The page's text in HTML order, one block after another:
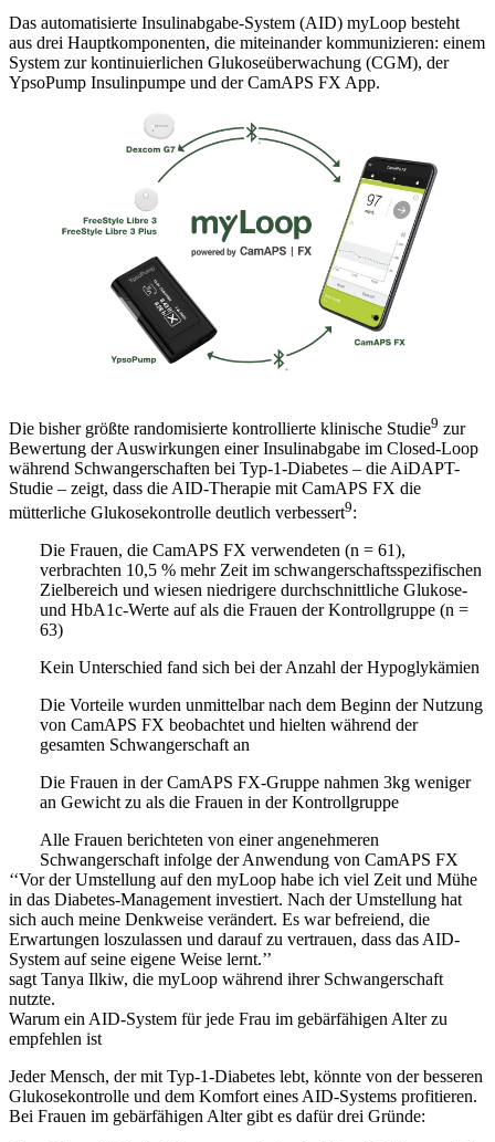
Das automatisierte Insulinabgabe-System (AID) myLoop besteht
aus drei Hauptkomponenten, die miteinander kommunizieren: einem
System zur kontinuierlichen Glukoseüberwachung (CGM), der
YpsoPump Insulinpumpe und der CamAPS FX App.
Die bisher größte randomisierte kontrollierte klinische Studie9 zur
Bewertung der Auswirkungen einer Insulinabgabe im Closed-Loop
während Schwangerschaften bei Typ-1-Diabetes – die AiDAPT-
Studie – zeigt, dass die AID-Therapie mit CamAPS FX die
mütterliche Glukosekontrolle deutlich verbessert9:
Die Frauen, die CamAPS FX verwendeten (n = 61),
verbrachten 10,5 % mehr Zeitim schwangerschaftsspezifischen
Zielbereich und wiesen niedrigere durchschnittliche Glukose-
und HbA1c-Werte auf als die Frauen der Kontrollgruppe (n =
63)
Kein Unterschied fand sich bei der Anzahl der Hypoglykämien
Die Vorteile wurden unmittelbar nach dem Beginn der Nutzung
von CamAPS FX beobachtet und hielten während der
gesamten Schwangerschaft an
Die Frauen in der CamAPS FX-Gruppe nahmen 3kg weniger
an Gewicht zu als die Frauen in der Kontrollgruppe
Alle Frauen berichteten von einer angenehmeren
Schwangerschaft infolge der Anwendung von CamAPS FX
‘‘Vor der Umstellung auf den myLoop habe ich viel Zeit und Mühe
in das Diabetes-Management investiert. Nach der Umstellung hat
sich auch meine Denkweise verändert. Es war befreiend, die
Erwartungen loszulassen und darauf zu vertrauen, dass das AID-
System auf seine eigene Weise lernt.’’
sagt Tanya Ilkiw, die myLoop während ihrer Schwangerschaft
nutzte.
Warum ein AID-System für jede Frau im gebärfähigen Alter zu
empfehlen ist
Jeder Mensch, der mit Typ-1-Diabetes lebt, könnte von der besseren
Glukosekontrolle und dem Komfort eines AID-Systems profitieren.
Bei Frauen im gebärfähigen Alter gibt es dafür drei Gründe: